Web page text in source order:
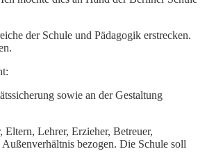
der Schule und Pädagogik erstrecken.
sowie an der Gestaltung
Lehrer, Erzieher, Betreuer,
bezogen. Die Schule soll